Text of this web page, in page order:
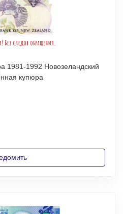
1981-1992 Новозеландский
купюра